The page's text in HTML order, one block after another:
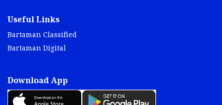
Useful Links
Bartaman Classified
Bartaman Digital
Download App